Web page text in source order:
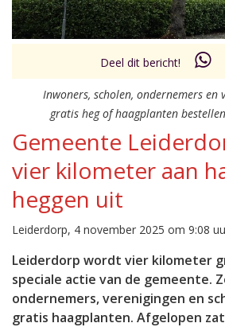
Deel dit bericht!
Inwoners, scholen, ondernemers en
gratis heg of haagplanten
Gemeente
vier kilometer aan
heggen uit
Leiderdorp, 4 november 2025 om 9:08
Leiderdorp wordt vier kilometer
speciale actie van de gemeente.
ondernemers, verenigingen en
gratis haagplanten. Afgelopen